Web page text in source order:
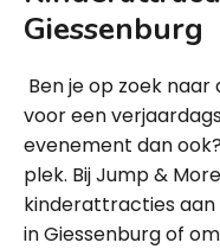
Giessenburg
Ben je op zoek
voor een
evenement dan
plek. Bij Jump &
kinderattracties aan
in Giessenburg of